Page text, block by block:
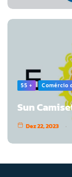
55 + Comércio
Sun
Dez 22, 2023